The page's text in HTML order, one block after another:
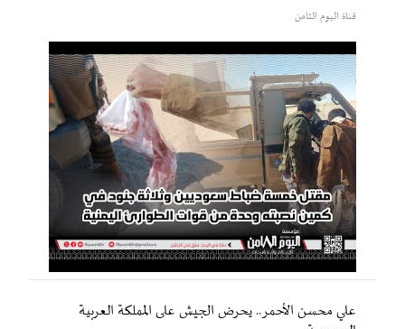
قناة اليوم الثامن
علي محسن الأحمر.. يحرض الجيش على المملكة العربية